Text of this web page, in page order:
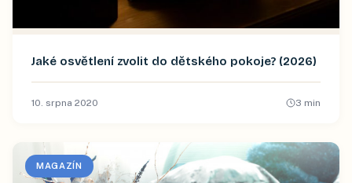
Jaké osvětlení zvolit do dětského pokoje? (2026)
10. srpna 2020 3 min
MAGAZÍN